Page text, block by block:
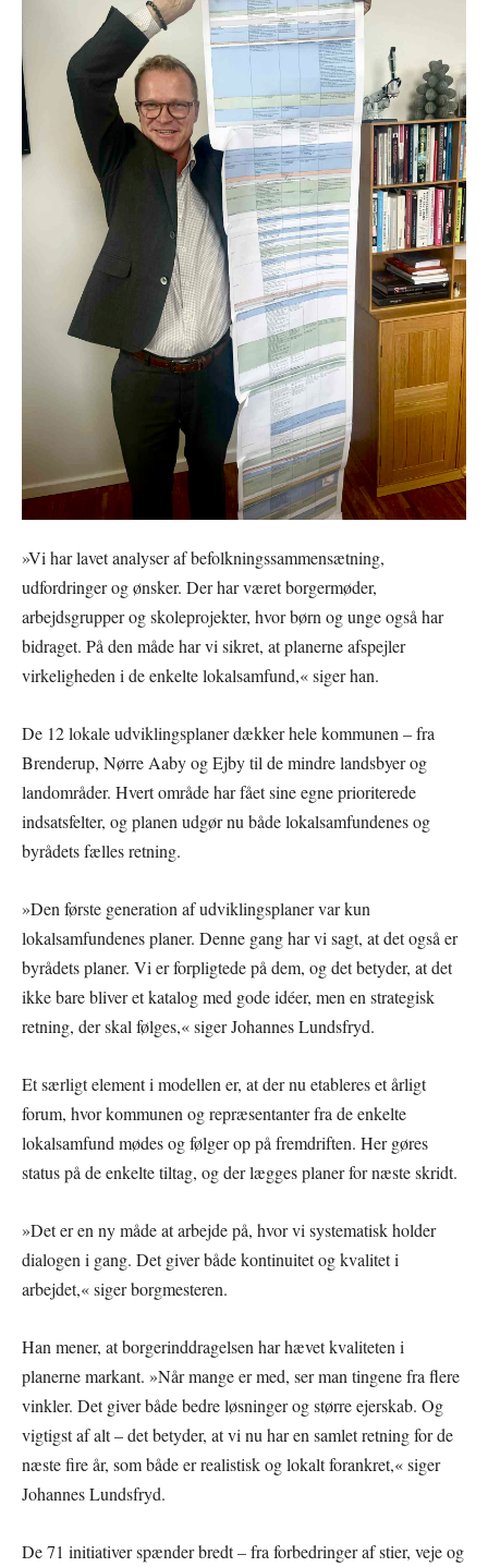
»Vi har lavet analyser af befolkningssammensætning,
udfordringer og ønsker. Der har været borgermøder,
arbejdsgrupper og skoleprojekter, hvor børn og unge også har
bidraget. På den måde har vi sikret, at planerne afspejler
virkeligheden i de enkelte lokalsamfund,« siger han.
De 12 lokale udviklingsplaner dækker hele kommunen – fra
Brenderup, Nørre Aaby og Ejby til de mindre landsbyer og
landområder. Hvert område har fået sine egne prioriterede
indsatsfelter, og planen udgør nu både lokalsamfundenes og
byrådets fælles retning.
»Den første generation af udviklingsplaner var kun
lokalsamfundenes planer. Denne gang har vi sagt, at det også er
byrådets planer. Vi er forpligtede på dem, og det betyder, at det
ikke bare bliver et katalog med gode idéer, men en strategisk
retning, der skal følges,« siger Johannes Lundsfryd.
Et særligt element i modellen er, at der nu etableres et årligt
forum, hvor kommunen og repræsentanter fra de enkelte
lokalsamfund mødes og følger op på fremdriften. Her gøres
status på de enkelte tiltag, og der lægges planer for næste skridt.
»Det er en ny måde at arbejde på, hvor vi systematisk holder
dialogen i gang. Det giver både kontinuitet og kvalitet i
arbejdet,« siger borgmesteren.
Han mener, at borgerinddragelsen har hævet kvaliteten i
planerne markant. »Når mange er med, ser man tingene fra flere
vinkler. Det giver både bedre løsninger og større ejerskab. Og
vigtigst af alt – det betyder, at vi nu har en samlet retning for de
næste fire år, som både er realistisk og lokalt forankret,« siger
Johannes Lundsfryd.
De 71 initiativer spænder bredt – fra forbedringer af stier, veje og